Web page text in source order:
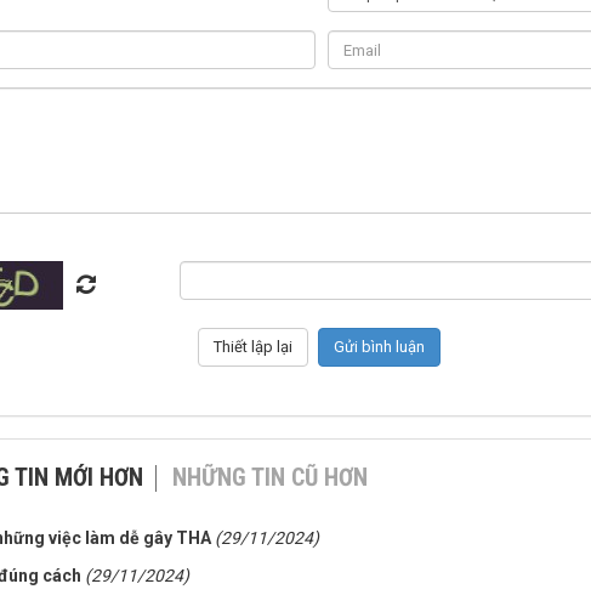
TIN MỚI HƠN NHỮNG TIN CŨ HƠN
việc làm dễ gây THA (29/11/2024)
cách (29/11/2024)